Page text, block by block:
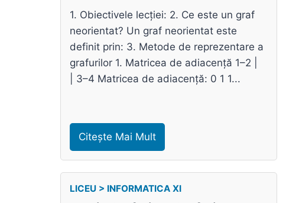
1. Obiectivele lecției: 2. Ce este un graf
neorientat? Un graf neorientat este
definit prin: 3. Metode de reprezentare a
grafurilor 1. Matricea de adiacență 1–2 |
| 3–4 Matricea de adiacență: 0 1 1...
Citește Mai Mult
LICEU > INFORMATICA XI